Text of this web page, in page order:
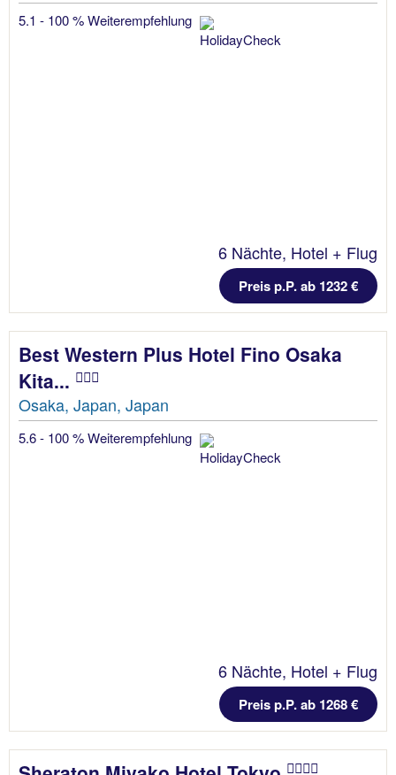
5.1 - 100 % Weiterempfehlung
6 Nächte, Hotel + Flug
Preis p.P. ab 1232 €
Best Western Plus Hotel Fino Osaka
Kita...
Osaka, Japan, Japan
5.6 - 100 % Weiterempfehlung
6 Nächte, Hotel + Flug
Preis p.P. ab 1268 €